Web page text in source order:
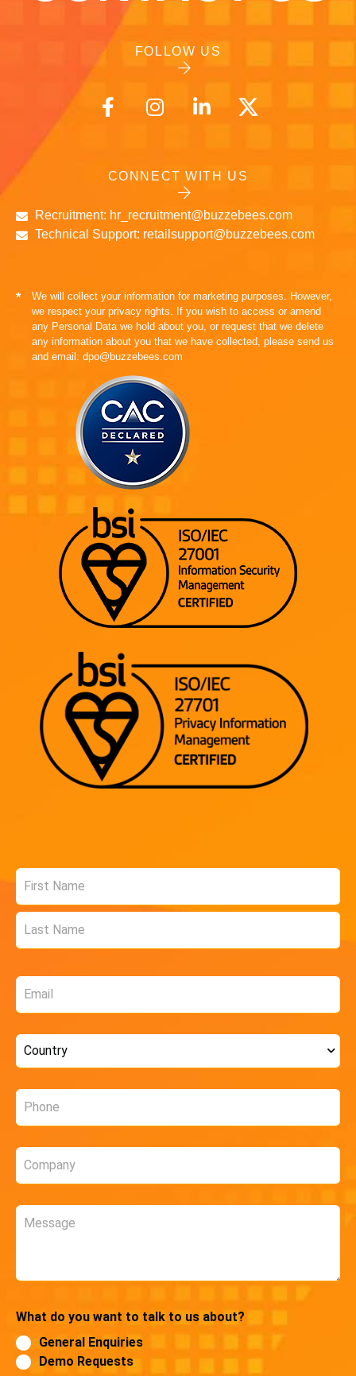
FOLLOW US
CONNECT WITH US
Recruitment: hr_recruitment@buzzebees.com
Technical Support: retailsupport@buzzebees.com
*
We will collect your information for marketing purposes. However,
we respect your privacy rights. If you wish to access or amend
any Personal Data we hold about you, or request that we delete
any information about you that we have collected, please send us
and email: dpo@buzzebees.com
Name
Email
Country
Phone
Company
Message
What do you want to talk to us about?
General Enquiries
Demo Requests